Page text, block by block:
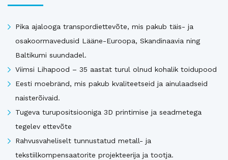
Pika ajalooga transpordiettevõte, mis pakub täis- ja
osakoormavedusid Lääne-Euroopa, Skandinaavia ning
Baltikumi suundadel.
Viimsi Lihapood – 35 aastat turul olnud kohalik toidupood
Eesti moebränd, mis pakub kvaliteetseid ja ainulaadseid
naisterõivaid.
Tugeva turupositsiooniga 3D printimise ja seadmetega
tegelev ettevõte
Rahvusvaheliselt tunnustatud metall- ja
tekstiilkompensaatorite projekteerija ja tootja.